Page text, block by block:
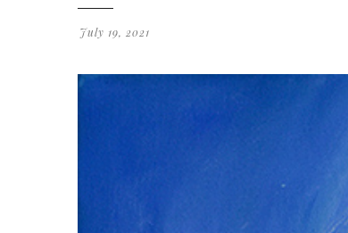
July 19, 2021